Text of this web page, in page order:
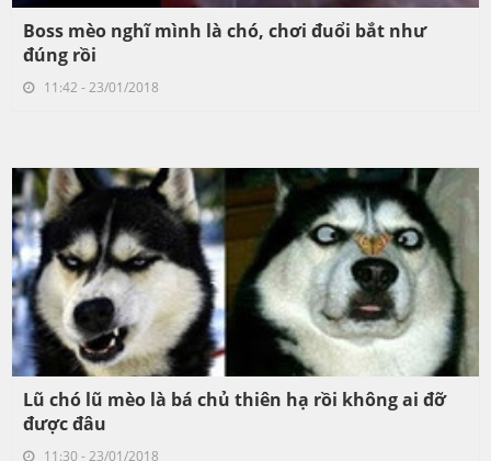
Boss mèo nghĩ mình là chó, chơi đuổi bắt như
đúng rồi
11:42 - 23/01/2018
Lũ chó lũ mèo là bá chủ thiên hạ rồi không ai đỡ
được đâu
11:30 - 23/01/2018